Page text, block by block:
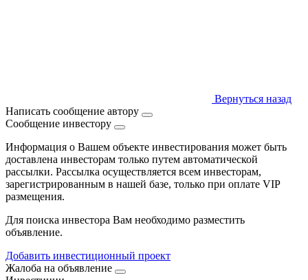
Вернуться назад
Написать сообщение автору
Сообщение инвестору
Информация о Вашем объекте инвестирования может быть
доставлена инвесторам только путем автоматической
рассылки. Рассылка осуществляется всем инвесторам,
зарегистрированным в нашей базе, только при оплате VIP
размещения.
Для поиска инвестора Вам необходимо разместить
объявление.
Добавить инвестиционный проект
Жалоба на объявление